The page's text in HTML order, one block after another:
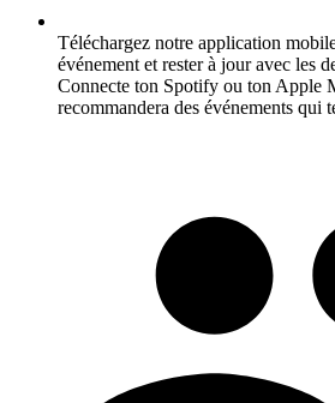
Téléchargez notre application
événement et rester à jour avec les
Connecte ton Spotify ou ton Apple
recommandera des événements qui